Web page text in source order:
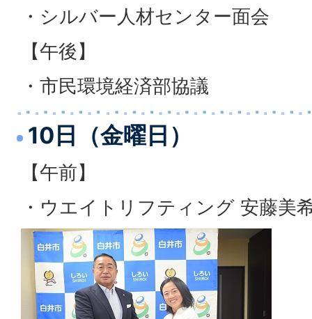
・シルバー人材センター面会
【午後】
・市民環境経済部協議
10日（金曜日）
【午前】
・ウエイトリフティング 安藤美